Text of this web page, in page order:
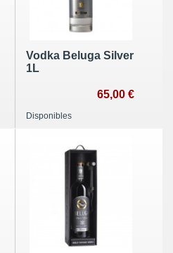
Vodka Beluga Silver
1L
65,00 €
Disponibles